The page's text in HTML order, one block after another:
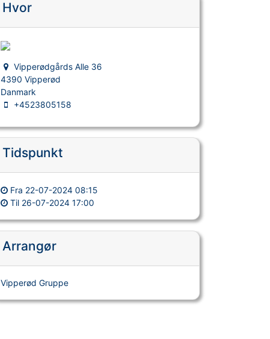
Hvor
Vipperødgårds Alle 36
4390 Vipperød
Danmark
+4523805158
Tidspunkt
Fra 22-07-2024 08:15
Til 26-07-2024 17:00
Arrangør
Vipperød Gruppe